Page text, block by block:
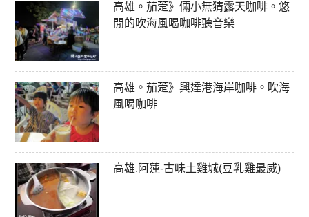
高雄。茄萣》倆小無猜露天咖啡。悠
閒的吹海風喝咖啡聽音樂
高雄。茄萣》興達港海岸咖啡。吹海
風喝咖啡
高雄.阿蓮-古味土雞城(豆乳雞最威)